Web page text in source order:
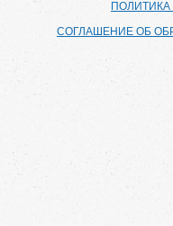
СОГЛАШЕНИЕ ОБ